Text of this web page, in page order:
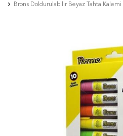
Brons Doldurulabilir Beyaz Tahta